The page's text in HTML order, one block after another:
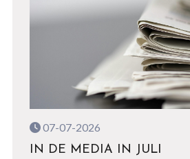
07-07-2026
IN DE MEDIA IN JULI